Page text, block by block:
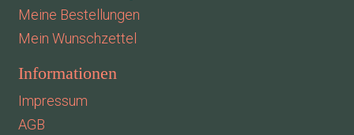
Meine Bestellungen
Mein Wunschzettel
Informationen
Impressum
AGB